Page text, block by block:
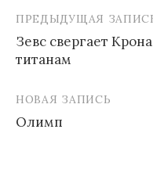
Навигация
по
ПРЕДЫДУЩАЯ
Зевс свергает
титанам
НОВАЯ ЗАПИСЬ
Олимп